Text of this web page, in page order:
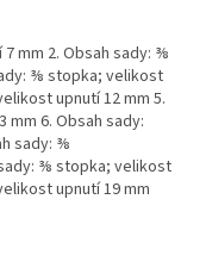
mm 2. Obsah sady: ⅜
⅜ stopka; velikost
upnutí 12 mm 5.
6. Obsah sady:
sady: ⅜
⅜ stopka; velikost
upnutí 19 mm